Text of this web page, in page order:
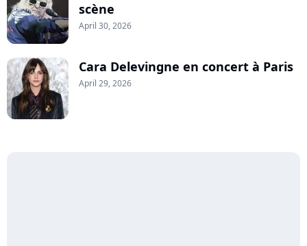
scène
April 30, 2026
Cara Delevingne en concert à Paris
April 29, 2026